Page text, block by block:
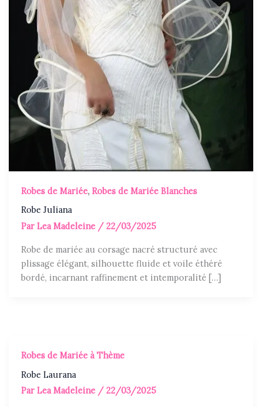
Robes de Mariée,Robes de Mariée Blanches
Robe Juliana
ParLea Madeleine / 22/03/2025
Robe de mariée au corsage nacré structuré avec
plissage élégant, silhouette fluide et voile éthéré
bordé, incarnant raffinement et intemporalité […]
Robes de Mariée à Thème
Robe Laurana
ParLea Madeleine / 22/03/2025